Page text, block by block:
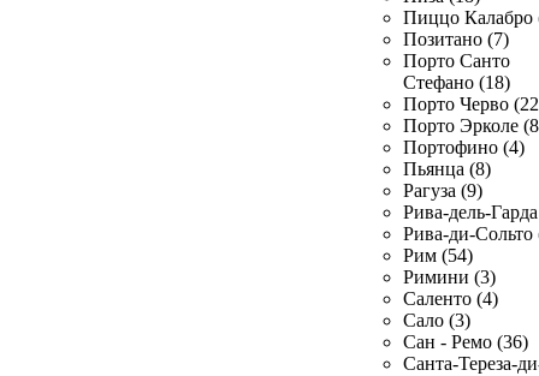
Пиццо Калабро
Позитано (7)
Порто Санто
Стефано (18)
Порто Черво
Порто Эрколе
Портофино (4)
Пьянца (8)
Рагуза (9)
Рива-дель-
Рива-ди-Сольто
Рим (54)
Римини (3)
Саленто (4)
Сало (3)
Сан - Ремо (36)
Санта-Тереза-